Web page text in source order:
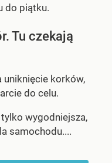
do piątku.
Tu czekają
korków,
do celu.
wygodniejsza,
samochodu....